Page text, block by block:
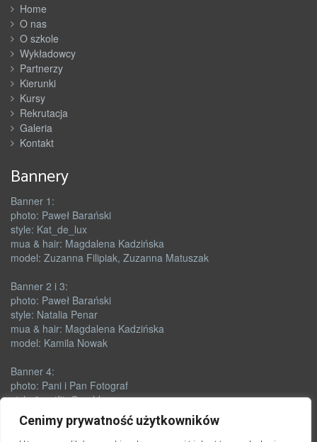
Cenimy prywatność użytkowników
Home
O nas
O szkole
Wykładowcy
Partnerzy
Kierunki
Kursy
Rekrutacja
Galeria
Kontakt
Bannery
Banner 1:
photo: Paweł Barański
style: Kat_de_lux
mua & hair: Magdalena Kadzińska
model: Zuzanna Filipiak, Zuzanna Matuszak
Banner 2 i 3:
photo: Paweł Barański
style: Natalia Penar
mua & hair: Magdalena Kadzińska
model: Kamila Nowak
Banner 4:
photo: Pani i Pan Fotograf
style & outfit: Orushka
mua: Renata Skórczyńska
model: Zuzanna Matuszak